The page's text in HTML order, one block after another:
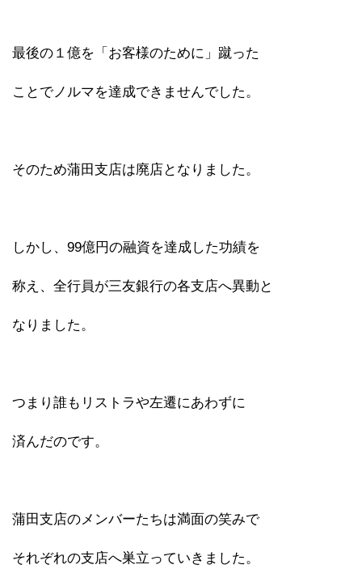
最後の１億を「お客様のために」蹴った
ことでノルマを達成できませんでした。
そのため蒲田支店は廃店となりました。
しかし、99億円の融資を達成した功績を
称え、全行員が三友銀行の各支店へ異動と
なりました。
つまり誰もリストラや左遷にあわずに
済んだのです。
蒲田支店のメンバーたちは満面の笑みで
それぞれの支店へ巣立っていきました。